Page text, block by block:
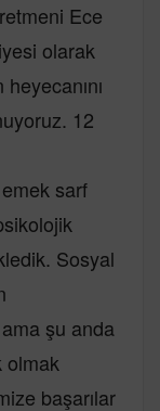
Ece
olarak
12
sarf
Sosyal
şu anda
olmak
başarılar